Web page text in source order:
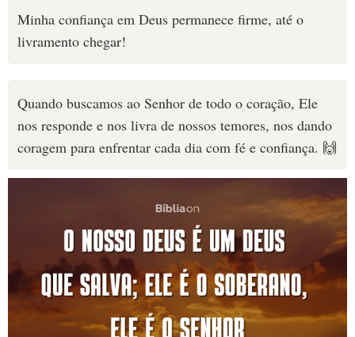
Minha confiança em Deus permanece firme, até o
livramento chegar!
Quando buscamos ao Senhor de todo o coração, Ele
nos responde e nos livra de nossos temores, nos dando
coragem para enfrentar cada dia com fé e confiança. 🙌